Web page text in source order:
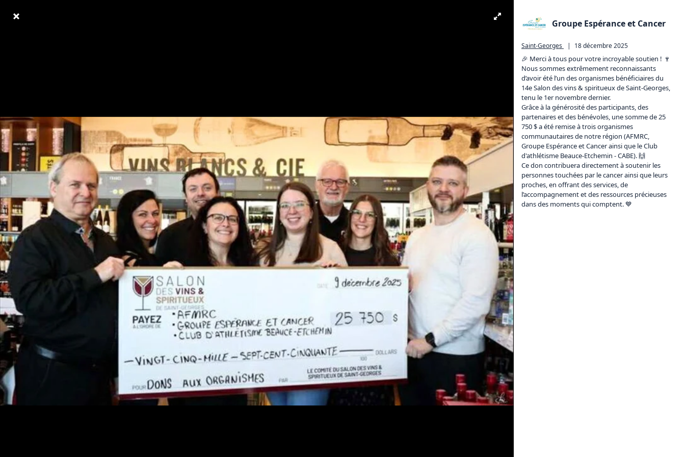
Groupe Espérance et Cancer
Saint-Georges | 18 décembre 2025
🎉 Merci à tous pour votre incroyable soutien ! 🍷
Nous sommes extrêmement reconnaissants
d’avoir été l’un des organismes bénéficiaires du
14e Salon des vins & spiritueux de Saint-Georges,
tenu le 1er novembre dernier.
Grâce à la générosité des participants, des
partenaires et des bénévoles, une somme de 25
750 $ a été remise à trois organismes
communautaires de notre région (AFMRC,
Groupe Espérance et Cancer ainsi que le Club
d'athlétisme Beauce-Etchemin - CABE). 🙌
Ce don contribuera directement à soutenir les
personnes touchées par le cancer ainsi que leurs
proches, en offrant des services, de
l’accompagnement et des ressources précieuses
dans des moments qui comptent. 💙